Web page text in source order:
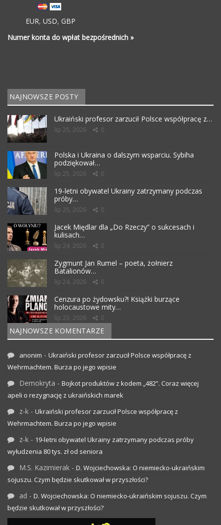
EUR, USD, GBP
Numer konta do wpłat bezpośrednich »
NAJNOWSZE POSTY
Ukraiński profesor zarzucił Polsce współpracę z…
lip 25, 2026 0
Polska i Ukraina o dalszym wsparciu. Sybiha
podziękował…
lip 25, 2026 0
19-letni obywatel Ukrainy zatrzymany podczas
próby…
lip 25, 2026 0
Jacek Międlar dla „Do Rzeczy” o sukcesach i
kulisach…
lip 24, 2026 0
Zygmunt Jan Rumel – poeta, żołnierz
Batalionów…
lip 24, 2026 0
Cenzura po żydowsku?! Książki burzące
holocaustowe mity…
lip 23, 2026 0
NAJNOWSZE KOMENTARZE
anonim - Ukraiński profesor zarzucił Polsce współpracę z
Wehrmachtem. Burza po jego wpisie
Demokryta - Bojkot produktów z kodem „482”. Coraz więcej
apeli o rezygnację z ukraińskich marek
z-k - Ukraiński profesor zarzucił Polsce współpracę z
Wehrmachtem. Burza po jego wpisie
z-k - 19-letni obywatel Ukrainy zatrzymany podczas próby
wyłudzenia 80 tys. zł od seniora
M.S. Kazimierak - D. Wojciechowska: O niemiecko-ukraińskim
sojuszu. Czym będzie skutkował w przyszłości?
ad - D. Wojciechowska: O niemiecko-ukraińskim sojuszu. Czym
będzie skutkował w przyszłości?